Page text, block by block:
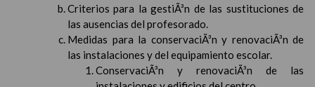
Criterios para la gestiÃ³n de las sustituciones de
las ausencias del profesorado.
Medidas para la conservaciÃ³n y renovaciÃ³n de
las instalaciones y del equipamiento escolar.
ConservaciÃ³n y renovaciÃ³n de las